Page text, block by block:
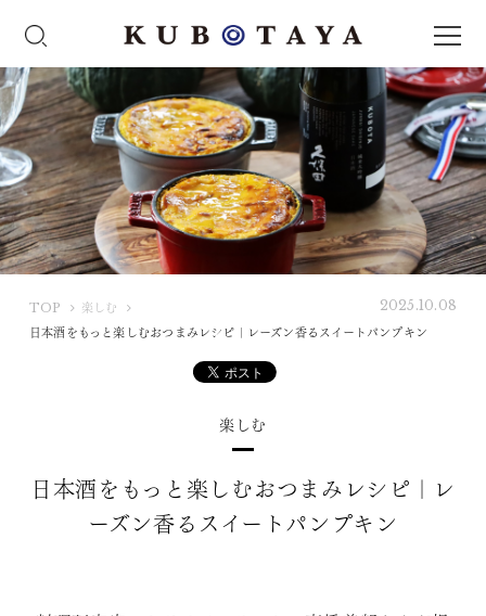
TOP
U
楽しむ
日本酒をもっと楽しむおつまみレシピ｜レーズン香るスイートパンプキン
2025.10.08
楽しむ
日本酒をもっと楽しむおつまみレシピ｜レ
ーズン香るスイートパンプキン